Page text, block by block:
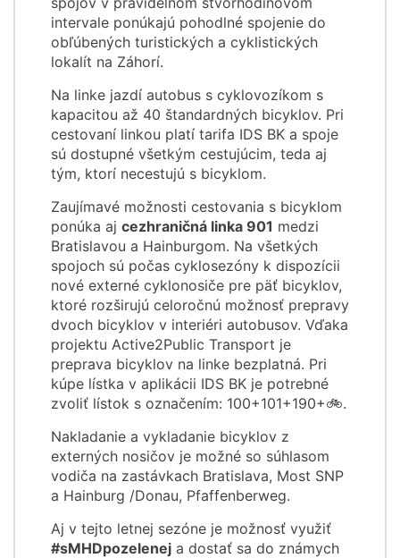
intervale ponúkajú pohodlné spojenie do
obľúbených turistických a cyklistických
lokalít na Záhorí.
Na linke jazdí autobus s cyklovozíkom s
kapacitou až 40 štandardných bicyklov. Pri
cestovaní linkou platí tarifa IDS BK a spoje
sú dostupné všetkým cestujúcim, teda aj
tým, ktorí necestujú s bicyklom.
Zaujímavé možnosti cestovania s bicyklom
ponúka aj cezhraničná linka 901 medzi
Bratislavou a Hainburgom. Na všetkých
spojoch sú počas cyklosezóny k dispozícii
nové externé cyklonosiče pre päť bicyklov,
ktoré rozširujú celoročnú možnosť prepravy
dvoch bicyklov v interiéri autobusov. Vďaka
projektu Active2Public Transport je
preprava bicyklov na linke bezplatná. Pri
kúpe lístka v aplikácii IDS BK je potrebné
zvoliť lístok s označením: 100+101+190+🚲.
Nakladanie a vykladanie bicyklov z
externých nosičov je možné so súhlasom
vodiča na zastávkach Bratislava, Most SNP
a Hainburg /Donau, Pfaffenberweg.
Aj v tejto letnej sezóne je možnosť využiť
#sMHDpozelenej a dostať sa do známych